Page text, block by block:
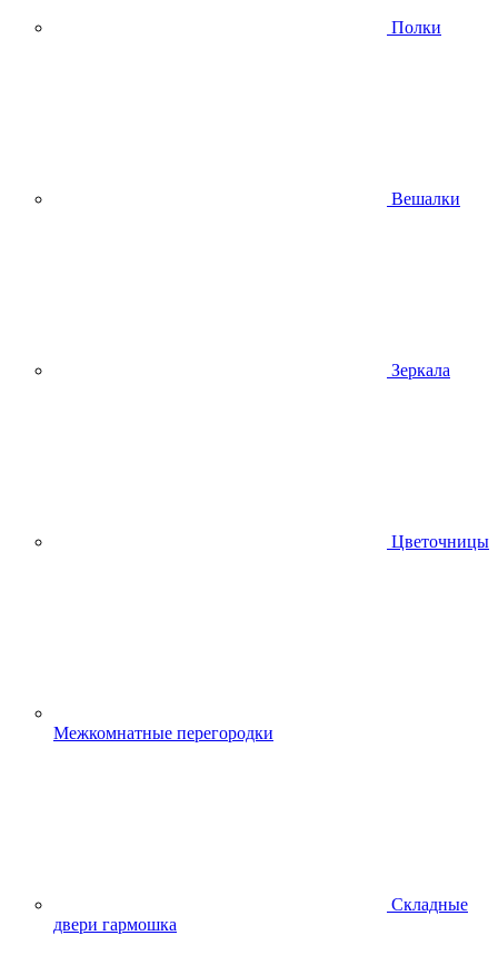
Полки
Вешалки
Зеркала
Цветочницы
Межкомнатные перегородки
Складные
двери гармошка